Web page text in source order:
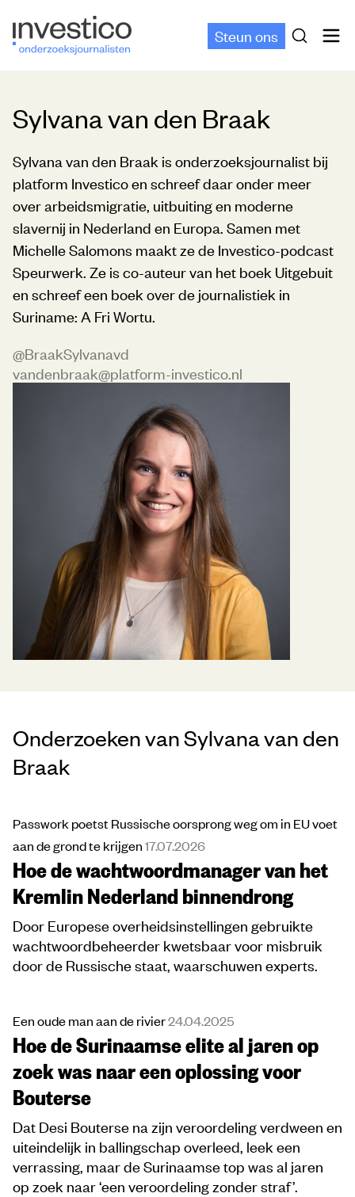
Steun ons
Sylvana van den Braak
Sylvana van den Braak is onderzoeksjournalist bij
platform Investico en schreef daar onder meer
over arbeidsmigratie, uitbuiting en moderne
slavernij in Nederland en Europa. Samen met
Michelle Salomons maakt ze de Investico-podcast
Speurwerk. Ze is co-auteur van het boek Uitgebuit
en schreef een boek over de journalistiek in
Suriname: A Fri Wortu.
@BraakSylvanavd
vandenbraak@platform-investico.nl
Onderzoeken van Sylvana van den
Braak
Passwork poetst Russische oorsprong weg om in EU voet
aan de grond te krijgen17.07.2026
Hoe de wachtwoordmanager van het
Kremlin Nederland binnendrong
Door Europese overheidsinstellingen gebruikte
wachtwoordbeheerder kwetsbaar voor misbruik
door de Russische staat, waarschuwen experts.
Een oude man aan de rivier24.04.2025
Hoe de Surinaamse elite al jaren op
zoek was naar een oplossing voor
Bouterse
Dat Desi Bouterse na zijn veroordeling verdween en
uiteindelijk in ballingschap overleed, leek een
verrassing, maar de Surinaamse top was al jaren
op zoek naar ‘een veroordeling zonder straf’.